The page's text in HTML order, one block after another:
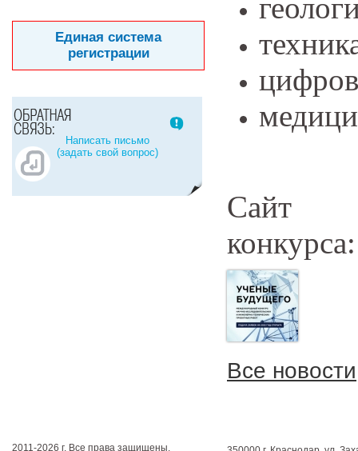
Единая система
регистрации
Написать письмо
(задать свой вопрос)
Сайт
Все новости
2011-2026 г. Все права защищены.